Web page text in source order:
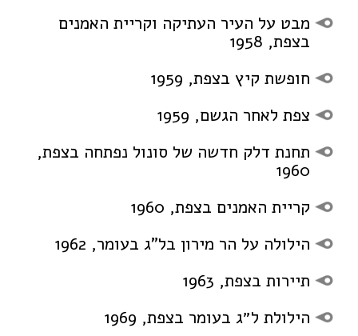
מבט על העיר העתיקה וקריית האמנים
בצפת, 1958
חופשת קיץ בצפת, 1959
צפת לאחר הגשם, 1959
תחנת דלק חדשה של סונול נפתחה בצפת,
1960
קריית האמנים בצפת, 1960
הילולה על הר מירון בל”ג בעומר, 1962
תיירות בצפת, 1963
הילולת ל״ג בעומר בצפת, 1969